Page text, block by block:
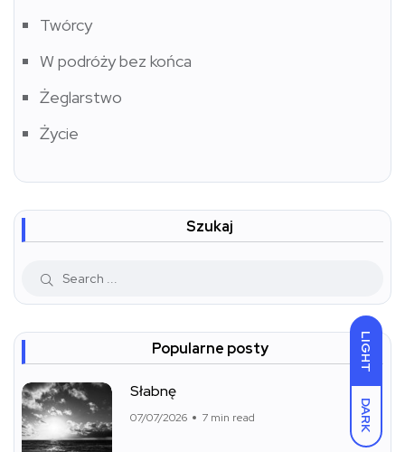
LIGHT
DARK
Twórcy
W podróży bez końca
Żeglarstwo
Życie
Szukaj
Popularne posty
Słabnę
07/07/2026 7 min read